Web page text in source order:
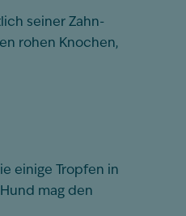
seiner Zahn-
rohen Knochen,
einige Tropfen in
mag den